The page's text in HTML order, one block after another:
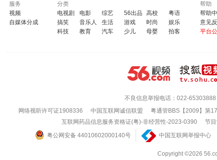
服务
视频
自媒体分成
分类
电视剧
电影 综艺 56出品 高校
粤语
搞笑
音乐人 生活 游戏 时尚
娱乐
科技
教育 汽车 少儿 母婴 拍客
帮助
帮助
意见
平台
不良信息举报电话：022-65303888
网络视听许可证1908336
中国互联网诚信联盟
粤通管BBS【2009】第
互联网药品信息服务资格证(粤)-非经营性-2023-0390
节
粤公网安备 44010602000140号
中国互联网举报中心
Copyright ©2026